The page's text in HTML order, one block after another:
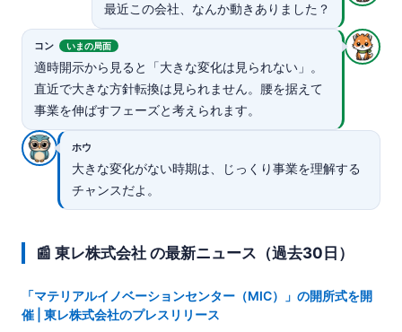
最近この会社、なんか動きありました？
コン いまの局面
適時開示から見ると「大きな変化は見られない」。
直近で大きな方針転換は見られません。腰を据えて
事業を伸ばすフェーズと考えられます。
ホウ
大きな変化がない時期は、じっくり事業を理解する
チャンスだよ。
📰 東レ株式会社 の最新ニュース（過去30日）
「マテリアルイノベーションセンター（MIC）」の開所式を開
催 | 東レ株式会社のプレスリリース